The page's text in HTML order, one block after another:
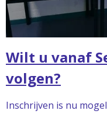
Wilt u vanaf
volgen?
Inschrijven is nu